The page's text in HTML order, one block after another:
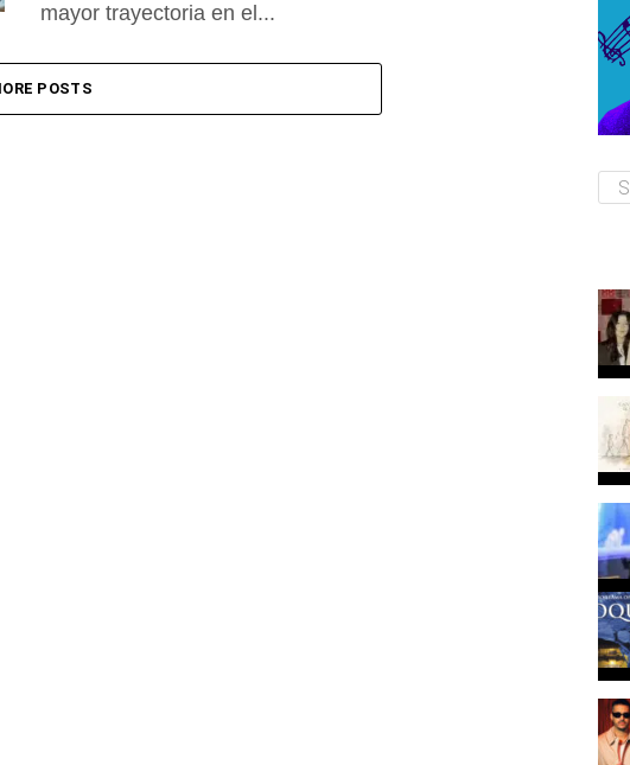
mayor trayectoria en el...
POSTS